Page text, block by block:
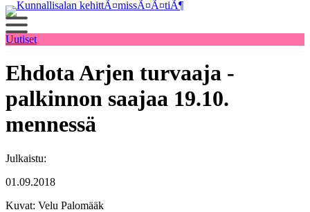
Siirry
sisältöön
Uutiset
Ehdota Arjen turvaaja -
palkinnon saajaa 19.10.
mennessä
Julkaistu:
01.09.2018
Kuvat: Velu Palomääk